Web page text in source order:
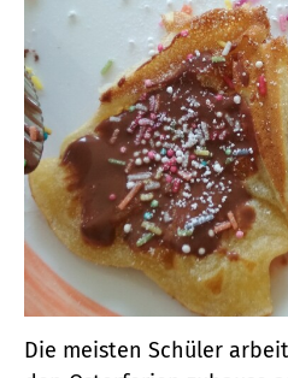
Die meisten Schüler